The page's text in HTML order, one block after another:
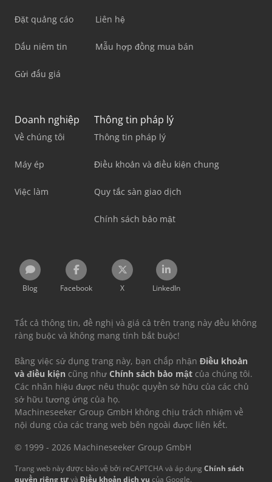
Đặt quảng cáo
Dấu niêm tin
Gửi đấu giá
Liên hệ
Mẫu hợp đồng mua bán
Doanh nghiệp
Về chúng tôi
Máy ép
Việc làm
Thông tin pháp lý
Thông tin pháp lý
Điều khoản và điều kiện chung
Quy tắc sàn giao dịch
Chính sách bảo mật
Blog Facebook X LinkedIn
Tất cả thông tin, đề nghị và giá cả trên trang này đều không
ràng buộc và không mang tính bắt buộc!
Bằng việc sử dụng trang này, bạn chấp nhận Điều khoản
và điều kiện cũng như Chính sách bảo mật của chúng tôi.
Các nhãn hiệu được nêu thuộc quyền sở hữu của các chủ
sở hữu tương ứng của họ.
Machineseeker Group GmbH không chịu trách nhiệm về
nội dung của các trang web bên ngoài được liên kết.
© 1999 - 2026 Machineseeker Group GmbH
Trang web này được bảo vệ bởi reCAPTCHA và áp dụng Chính sách
quyền riêng tưvà Điều khoản dịch vụ của Google.